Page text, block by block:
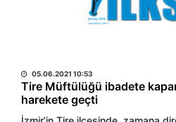
05.06.2021 10:53
Tire Müftülüğü ibadete
harekete geçti